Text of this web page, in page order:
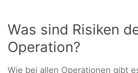
Was sind Risiken
Operation?
Wie bei allen Operationen gibt